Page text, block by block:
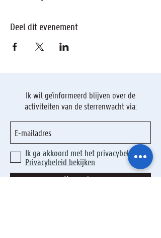
Deel dit evenement
Ik wil geïnformeerd blijven over de
activiteiten van de sterrenwacht via:
Ik ga akkoord met het privacybeleid.
Privacybeleid bekijken
Verzenden